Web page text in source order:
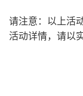
请注意：以上活
活动详情，请以